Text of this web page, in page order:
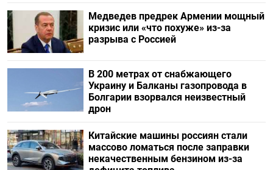
Медведев предрек Армении мощный
кризис или «что похуже» из-за
разрыва с Россией
В 200 метрах от снабжающего
Украину и Балканы газопровода в
Болгарии взорвался неизвестный
дрон
Китайские машины россиян стали
массово ломаться после заправки
некачественным бензином из-за